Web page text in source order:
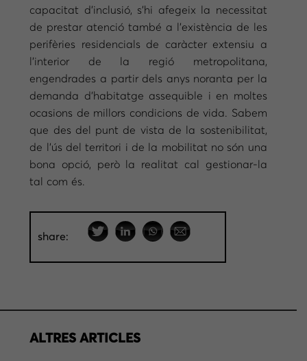
capacitat d’inclusió, s’hi afegeix la necessitat
de prestar atenció també a l’existència de les
perifèries residencials de caràcter extensiu a
l’interior de la regió metropolitana,
engendrades a partir dels anys noranta per la
demanda d’habitatge assequible i en moltes
ocasions de millors condicions de vida. Sabem
que des del punt de vista de la sostenibilitat,
de l’ús del territori i de la mobilitat no són una
bona opció, però la realitat cal gestionar-la
tal com és.
share:
ALTRES ARTICLES